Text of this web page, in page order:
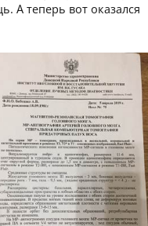
А теперь вот оказался